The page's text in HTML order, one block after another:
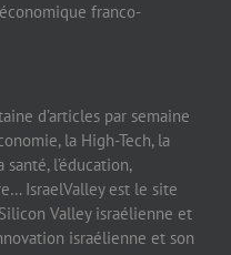
franco-
d’articles par semaine
la High-Tech, la
l’éducation,
IsraelValley est le site
Valley israélienne et
israélienne et son